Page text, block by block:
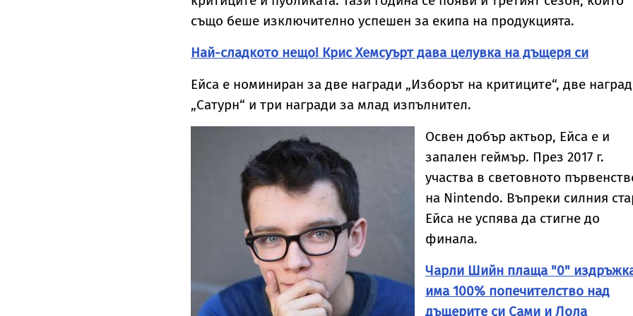
също беше изключително успешен за екипа на продукцията.
Най-сладкото нещо! Крис Хемсуърт дава целувка на дъщеря си
Ейса е номиниран за две награди „Изборът на критиците“, две
„Сатурн“ и три награди за млад изпълнител.
Освен добър актьор, Ейса е и
запален геймър. През 2017 г.
участва в световното
на Nintendo. Въпреки силния
Ейса не успява да стигне до
финала.
Чарли Шийн плаща "0"
има 100% попечителство над
дъщерите си Сами и Лола